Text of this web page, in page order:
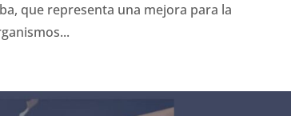
que representa una mejora para la